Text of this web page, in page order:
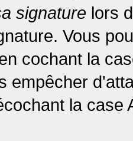
signature lors
Vous
cochant la
empêcher
la